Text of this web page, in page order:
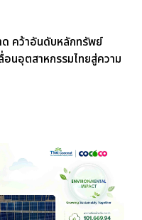
ด คว้าอันดับหลักทรัพย์
อนอุตสาหกรรมไทยสู่ความ